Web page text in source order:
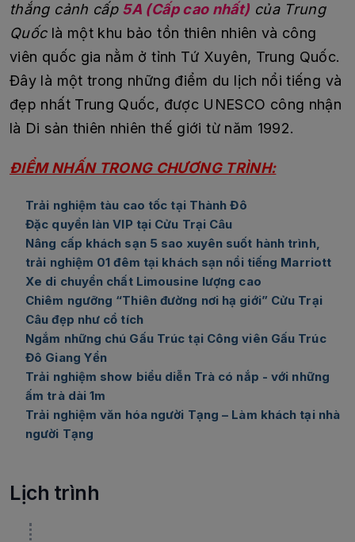
thắng cảnh cấp 5A (Cấp cao nhất) của Trung
Quốclà một khu bảo tồn thiên nhiên và công
viên quốc gia nằm ở tỉnh Tứ Xuyên, Trung Quốc.
Đây là một trong những điểm du lịch nổi tiếng và
đẹp nhất Trung Quốc, được UNESCO công nhận
là Di sản thiên nhiên thế giới từ năm 1992.
ĐIỂM NHẤN TRONG CHƯƠNG TRÌNH:
Trải nghiệm tàu cao tốc tại Thành Đô
Đặc quyền làn VIP tại Cửu Trại Câu
Nâng cấp khách sạn 5 sao xuyên suốt hành trình,
trải nghiệm 01 đêm tại khách sạn nổi tiếng Marriott
Xe di chuyển chất Limousine lượng cao
Chiêm ngưỡng “Thiên đường nơi hạ giới” Cửu Trại
Câu đẹp như cổ tích
Ngắm những chú Gấu Trúc tại Công viên Gấu Trúc
Đô Giang Yển
Trải nghiệm show biểu diễn Trà có nắp - với những
ấm trà dài 1m
Trải nghiệm văn hóa người Tạng – Làm khách tại nhà
người Tạng
Lịch trình